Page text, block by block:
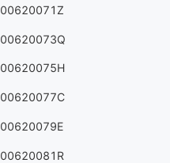
00620071Z
00620073Q
00620075H
00620077C
00620079E
00620081R